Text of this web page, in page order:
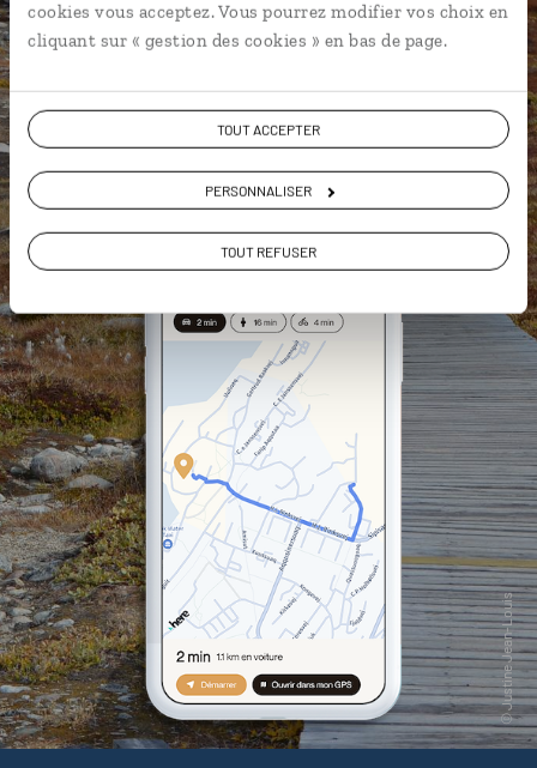
cookies vous acceptez. Vous pourrez modifier vos choix en
cliquant sur « gestion des cookies » en bas de page.
TOUT ACCEPTER
PERSONNALISER
TOUT REFUSER
vous-même
DÉCOUVRIR LUCIOLE